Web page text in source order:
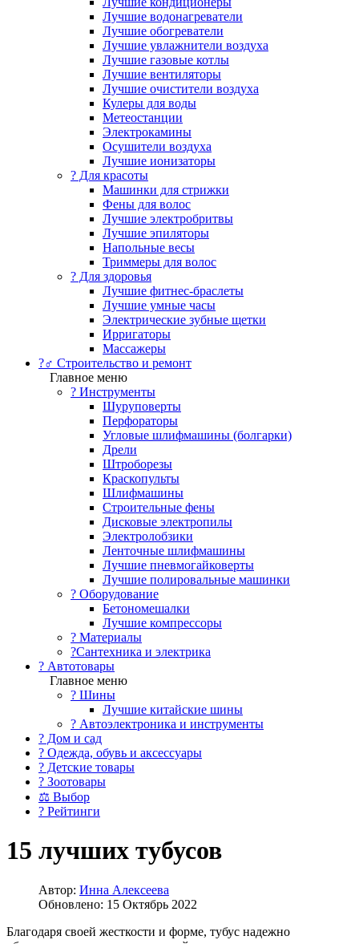
Лучшие водонагреватели
Лучшие обогреватели
Лучшие увлажнители воздуха
Лучшие газовые котлы
Лучшие вентиляторы
Лучшие очистители воздуха
Кулеры для воды
Метеостанции
Электрокамины
Осушители воздуха
Лучшие ионизаторы
? Для красоты
Машинки для стрижки
Фены для волос
Лучшие электробритвы
Лучшие эпиляторы
Напольные весы
Триммеры для волос
? Для здоровья
Лучшие фитнес-браслеты
Лучшие умные часы
Электрические зубные щетки
Ирригаторы
Массажеры
?‍♂️ Строительство и ремонт
Главное меню
?️ Инструменты
Шуруповерты
Перфораторы
Угловые шлифмашины (болгарки)
Дрели
Штроборезы
Краскопульты
Шлифмашины
Строительные фены
Дисковые электропилы
Электролобзики
Ленточные шлифмашины
Лучшие пневмогайковерты
Лучшие полировальные машинки
?️ Оборудование
Бетономешалки
Лучшие компрессоры
? Материалы
?Сантехника и электрика
? Автотовары
Главное меню
? Шины
Лучшие китайские шины
? Автоэлектроника и инструменты
? Дом и сад
? Одежда, обувь и аксессуары
? Детские товары
? Зоотовары
⚖ Выбор
? Рейтинги
15 лучших тубусов
Автор: Инна Алексеева
Обновлено: 15 Октябрь 2022
Благодаря своей жесткости и форме, тубус надежно